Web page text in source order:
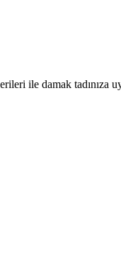
ile damak tadınıza